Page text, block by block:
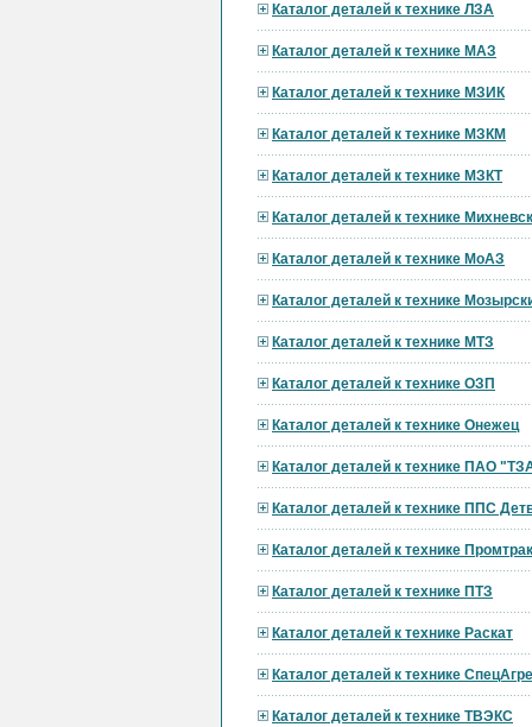
Каталог деталей к технике ЛЗА
Каталог деталей к технике МАЗ
Каталог деталей к технике МЗИК
Каталог деталей к технике МЗКМ
Каталог деталей к технике МЗКТ
Каталог деталей к технике
Каталог деталей к технике МоАЗ
Каталог деталей к технике
Каталог деталей к технике МТЗ
Каталог деталей к технике ОЗП
Каталог деталей к технике Онежец
Каталог деталей к технике ПАО
Каталог деталей к технике ППС
Каталог деталей к технике
Каталог деталей к технике ПТЗ
Каталог деталей к технике Раскат
Каталог деталей к технике
Каталог деталей к технике ТВЭКС